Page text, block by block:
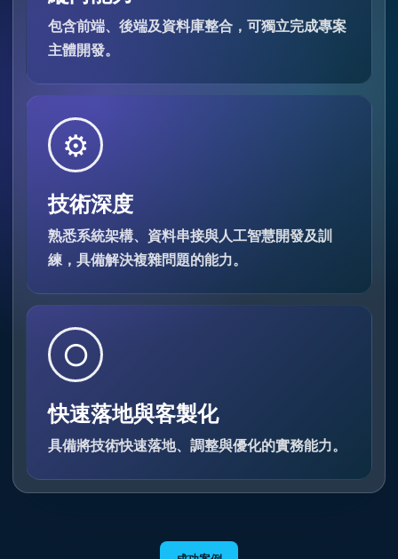
包含前端、後端及資料庫整合，可獨立完成專案
主體開發。
⚙
技術深度
熟悉系統架構、資料串接與人工智慧開發及訓
練，具備解決複雜問題的能力。
○
快速落地與客製化
具備將技術快速落地、調整與優化的實務能力。